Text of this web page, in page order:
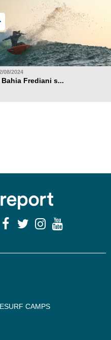
08/2024
Frediani s...
CAMPS